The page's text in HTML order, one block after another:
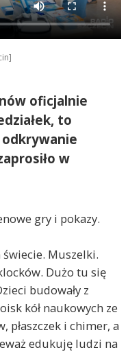
oficjalnie
to
w
gry i pokazy.
świecie. Muszelki.
Dużo tu się
budowały z
kół naukowych ze
płaszczek i chimer, a
edukuję ludzi na